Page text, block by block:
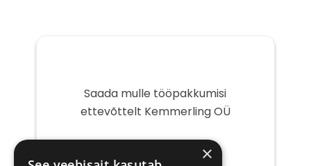
Saada mulle tööpakkumisi
ettevõttelt Kemmerling OÜ
×